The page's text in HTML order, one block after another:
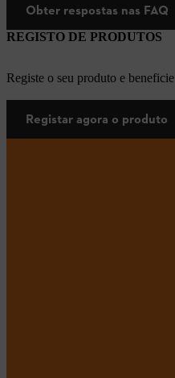
Obter respostas nas FAQ
REGISTO DE PRODUTOS
Registe o seu produto e
Registar agora o produto